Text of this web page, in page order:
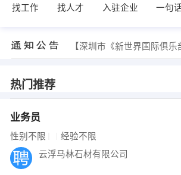
找工作 找人才 入驻企业 一句
【深圳市《新世界国际俱
苏经理 发布 [外贸跟单 ] 招
【中国平安保险股份有限公
热门推荐
业务员
性别不限 经验不限
云浮马林石材有限公司